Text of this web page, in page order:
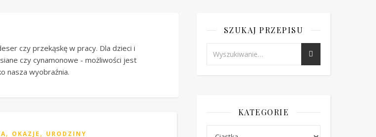
czy przekąskę w pracy. Dla dzieci i
czy cynamonowe - możliwości jest
nasza wyobraźnia.
, OKAZJE , URODZINY
SZUKAJ PRZEPISU
KATEGORIE